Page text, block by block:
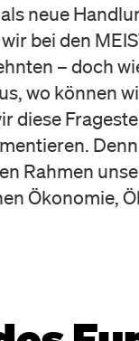
neue
bei den
– doch
wo können
diese
Rahmen
Ökonomie,